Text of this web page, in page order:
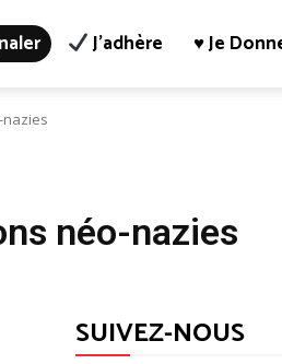
J’adhère ♥ Je
néo-nazies
SUIVEZ-NOUS